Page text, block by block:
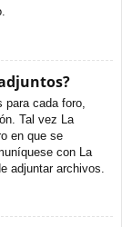
para cada foro,
Tal vez La
en que se
con La
adjuntar archivos.